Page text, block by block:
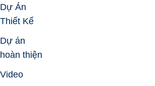
Dự Án
Thiết Kế
Dự án
hoàn thiện
Video